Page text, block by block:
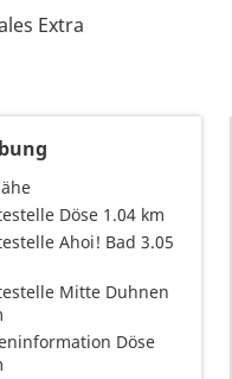
Extra
Döse 1.04 km
Ahoi! Bad 3.05
Mitte Duhnen
Döse